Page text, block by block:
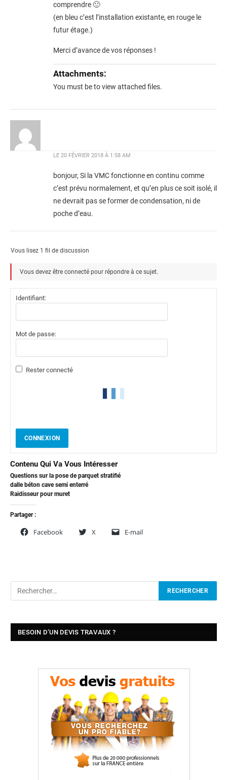
comprendre 🙂
(en bleu c’est l’installation existante, en rouge le
futur étage.)
Merci d’avance de vos réponses !
Attachments:
You must beto view attached files.
LE 20 FÉVRIER 2018 À 1:58 AM
bonjour, Si la VMC fonctionne en continu comme
c’est prévu normalement, et qu’en plus ce soit isolé, il
ne devrait pas se former de condensation, ni de
poche d’eau.
Vous lisez 1 fil de discussion
Vous devez être connecté pour répondre à ce sujet.
Identifiant:
Mot de passe:
Rester connecté
CONNEXION
Contenu Qui Va Vous Intéresser
Questions sur la pose de parquet stratifié
dalle béton cave semi enterré
Raidisseur pour muret
Partager :
Facebook X E-mail
BESOIN D’UN DEVIS TRAVAUX ?